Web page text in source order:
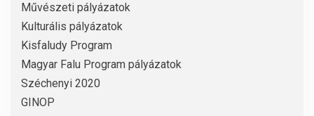
Művészeti pályázatok
Kulturális pályázatok
Kisfaludy Program
Magyar Falu Program pályázatok
Széchenyi 2020
GINOP